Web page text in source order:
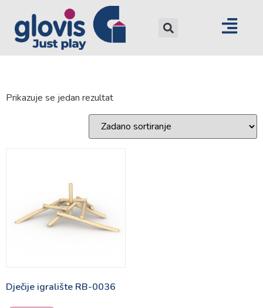
Prikazuje se jedan rezultat
Dječije igralište RB-0036